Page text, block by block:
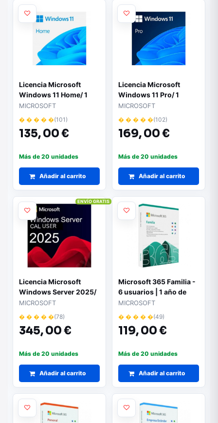
Licencia Microsoft
Windows 11 Home/ 1
Usuario
MICROSOFT
� � � � �(101)
135,00 €
Más de 20 unidades
Añadir al carrito
Licencia Microsoft
Windows 11 Pro/ 1
Usuario
MICROSOFT
� � � � �(102)
169,00 €
Más de 20 unidades
Añadir al carrito
Licencia Microsoft
Windows Server 2025/
CAL/ 5 Usuarios
MICROSOFT
� � � � �(78)
345,00 €
Más de 20 unidades
Añadir al carrito
ENVÍO GRATIS
Microsoft 365 Familia -
6 usuarios | 1 año de
suscripción | Hasta 5
dispositivos por
usuario
MICROSOFT
� � � � �(49)
119,00 €
Más de 20 unidades
Añadir al carrito